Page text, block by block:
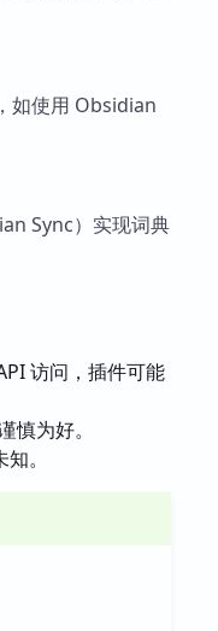
如使用 Obsidian
Sync）实现词典
访问，插件可能
为好。
。